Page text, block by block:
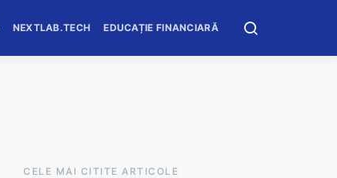
NEXTLAB.TECH EDUCAȚIE FINANCIARĂ
CELE MAI CITITE ARTICOLE